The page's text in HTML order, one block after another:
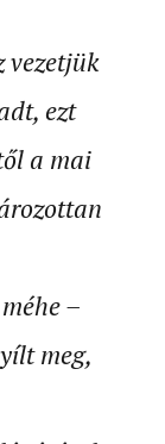
vezetjük
ezt
a mai
–
meg,